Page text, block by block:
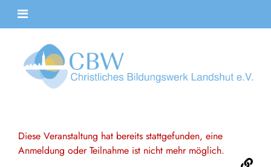
Diese Veranstaltung hat bereits stattgefunden, eine
Anmeldung oder Teilnahme ist nicht mehr möglich.